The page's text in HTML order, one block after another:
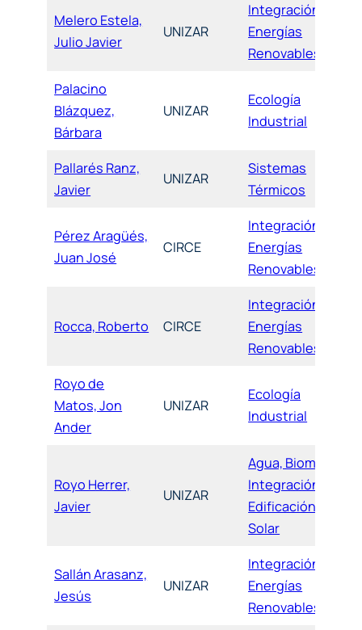
Melero Estela,
Julio Javier
UNIZAR
Integración de
Energías
Renovables
Palacino
Blázquez,
Bárbara
UNIZAR
Ecología
Industrial
Pallarés Ranz,
Javier
UNIZAR
Sistemas
Térmicos
Pérez Aragüés,
Juan José
CIRCE
Integración de
Energías
Renovables
Rocca, Roberto CIRCE
Integración de
Energías
Renovables
Royo de
Matos, Jon
Ander
UNIZAR
Ecología
Industrial
Royo Herrer,
Javier
UNIZAR
Agua, Biomasa,
Integración,
Edificación y
Solar
Sallán Arasanz,
Jesús
UNIZAR
Integración de
Energías
Renovables